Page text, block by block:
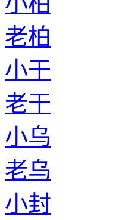
老柏
小干
老干
小乌
老乌
小封